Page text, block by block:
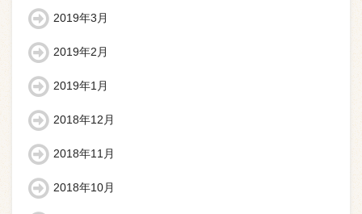
2019年3月
2019年2月
2019年1月
2018年12月
2018年11月
2018年10月